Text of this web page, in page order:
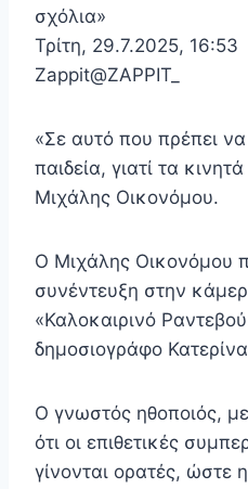
σχόλια»
Τρίτη, 29.7.2025, 16:53
Zappit@ZAPPIT_
«Σε αυτό που πρέπει
παιδεία, γιατί τα
Μιχάλης Οικονόμου.
Ο Μιχάλης Οικονόμου
συνέντευξη στην
«Καλοκαιρινό
δημοσιογράφο
Ο γνωστός ηθοποιός,
ότι οι επιθετικές
γίνονται ορατές, ώστε